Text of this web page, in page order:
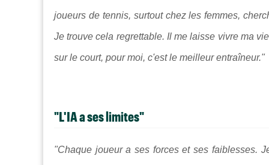
joueurs de tennis, surtout chez les femmes,
Je trouve cela regrettable. Il me laisse vivre ma
sur le court, pour moi, c'est le meilleur entraîneur."
"L'IA a ses limites"
"Chaque joueur a ses forces et ses faiblesses.